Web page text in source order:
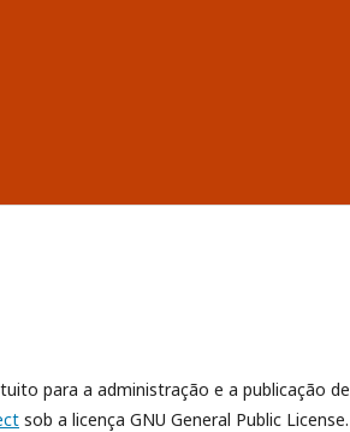
para a administração e a publicação de
sob a licença GNU General Public License.